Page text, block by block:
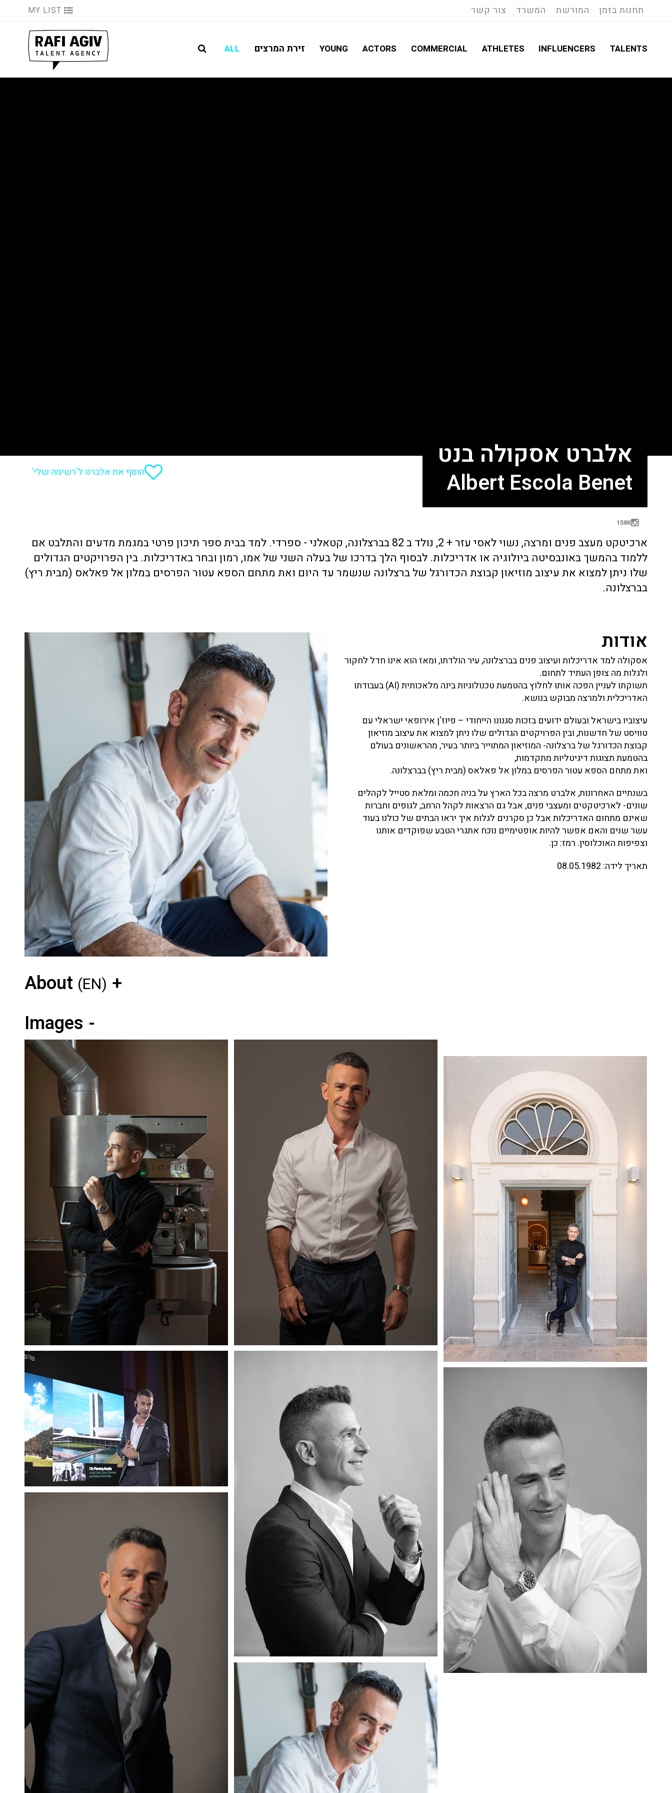
MY LIST תחנות בזמן המורשת המשרד צור קשר
TALENTS
INFLUENCERS
ATHLETES
COMMERCIAL
ACTORS
YOUNG זירת המרצים ALL
אלברט אסקולה בנט
Albert Escola Benet הוסף את אלברט ל'רשימה שלי'
158K
ארכיטקט מעצב פנים ומרצה, נשוי לאסי עזר + 2, נולד ב 82 בברצלונה, קטאלני - ספרדי. למד בבית ספר תיכון פרטי במגמת מדעים והתלבט אם
ללמוד בהמשך באונבסיטה ביולוגיה או אדריכלות. לבסוף הלך בדרכו של בעלה השני של אמו, רמון ובחר באדריכלות. בין הפרויקטים הגדולים
שלו ניתן למצוא את עיצוב מוזיאון קבוצת הכדורגל של ברצלונה שנשמר עד היום ואת מתחם הספא עטור הפרסים במלון אל פאלאס (מבית ריץ)
בברצלונה.
אודות
אסקולה למד אדריכלות ועיצוב פנים בברצלונה, עיר הולדתו, ומאז הוא אינו חדל לחקור
ולגלות מה צופן העתיד לתחום.
תשוקתו לעניין הפכה אותו לחלוץ בהטמעת טכנולוגיות בינה מלאכותית (AI) בעבודתו
האדריכלית ולמרצה מבוקש בנושא.
עיצוביו בישראל ובעולם ידועים בזכות סגנונו הייחודי – פיוז'ן אירופאי ישראלי עם
טוויסט של חדשנות, ובין הפרויקטים הגדולים שלו ניתן למצוא את עיצוב מוזיאון
קבוצת הכדורגל של ברצלונה- המוזיאון המתוייר ביותר בעיר, מהראשונים בעולם
בהטמעת תצוגות דיגיטליות מתקדמות,
ואת מתחם הספא עטור הפרסים במלון אל פאלאס (מבית ריץ) בברצלונה.
בשנתיים האחרונות, אלברט מרצה בכל הארץ על בניה חכמה ומלאת סטייל לקהלים
שונים- לארכיטקטים ומעצבי פנים, אבל גם הרצאות לקהל הרחב, לגופים וחברות
שאינם מתחום האדריכלות אבל כן סקרנים לגלות איך יראו הבתים של כולנו בעוד
עשר שנים והאם אפשר להיות אופטימיים נוכח אתגרי הטבע שפוקדים אותנו
וצפיפות האוכלוסין. רמז: כן.
תאריך לידה:
About (EN)
Images